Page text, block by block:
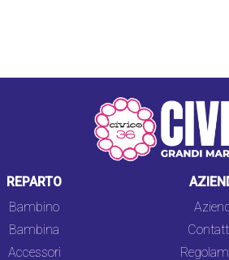
REPARTO
Bambino
Bambina
Accessori